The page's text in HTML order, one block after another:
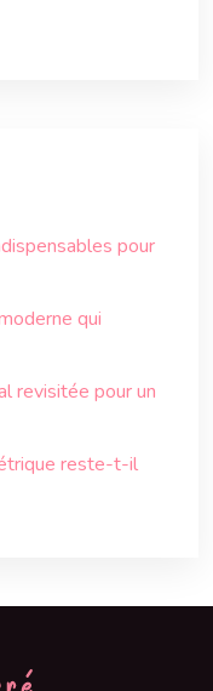
pour
qui
revisitée pour un
reste-t-il